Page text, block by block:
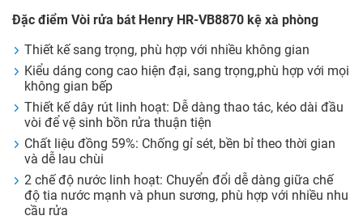
Đặc điểm Vòi rửa bát Henry HR-VB8870 kệ xà phòng
Thiết kế sang trọng, phù hợp với nhiều không gian
Kiểu dáng cong cao hiện đại, sang trọng,phù hợp với mọi
không gian bếp
Thiết kế dây rút linh hoạt: Dễ dàng thao tác, kéo dài đầu
vòi để vệ sinh bồn rửa thuận tiện
Chất liệu đồng 59%: Chống gỉ sét, bền bỉ theo thời gian
và dễ lau chùi
2 chế độ nước linh hoạt: Chuyển đổi dễ dàng giữa chế
độ tia nước mạnh và phun sương, phù hợp với nhiều nhu
cầu rửa